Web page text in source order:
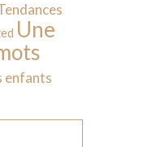
Une
enfants